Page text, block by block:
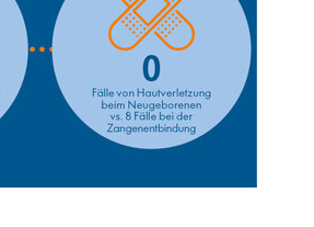
für die Entbindung des Kopfes bei